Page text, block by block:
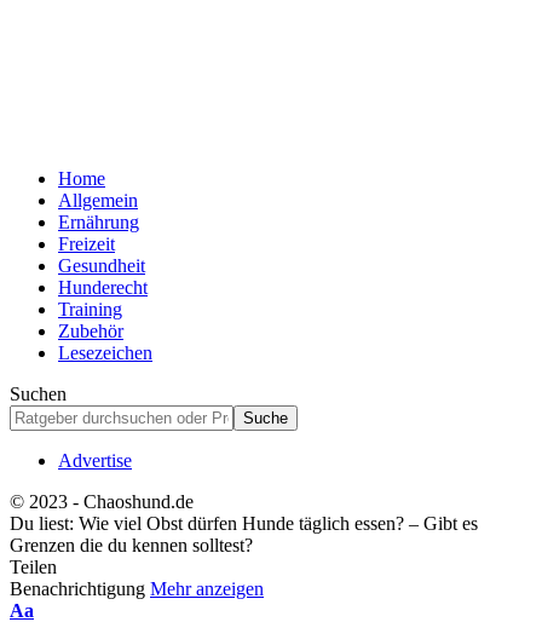
Home
Allgemein
Ernährung
Freizeit
Gesundheit
Hunderecht
Training
Zubehör
Lesezeichen
Suchen
Advertise
© 2023 - Chaoshund.de
Du liest: Wie viel Obst dürfen Hunde täglich essen? – Gibt es
Grenzen die du kennen solltest?
Teilen
Benachrichtigung Mehr anzeigen
Schriftgrößenanpassung
Aa